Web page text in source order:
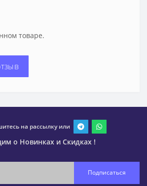
товаре.
на рассылку или
о Новинках и Скидках !
Подписаться